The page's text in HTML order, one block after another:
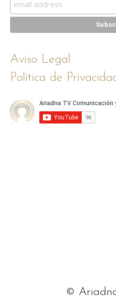
Aviso Legal
Política de
©